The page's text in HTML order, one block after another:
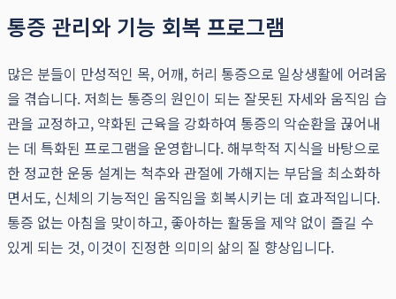
통증 관리와 기능 회복 프로그램
많은 분들이 만성적인 목, 어깨, 허리 통증으로 일상생활에 어려움
을 겪습니다. 저희는 통증의 원인이 되는 잘못된 자세와 움직임 습
관을 교정하고, 약화된 근육을 강화하여 통증의 악순환을 끊어내
는 데 특화된 프로그램을 운영합니다. 해부학적 지식을 바탕으로
한 정교한 운동 설계는 척추와 관절에 가해지는 부담을 최소화하
면서도, 신체의 기능적인 움직임을 회복시키는 데 효과적입니다.
통증 없는 아침을 맞이하고, 좋아하는 활동을 제약 없이 즐길 수
있게 되는 것, 이것이 진정한 의미의 삶의 질 향상입니다.